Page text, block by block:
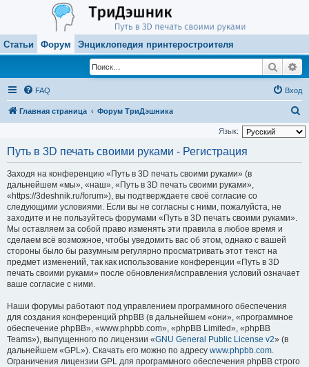
Статьи Форум Энциклопедия принтеростроителя
Поиск
FAQ Вход
Главная страница Форум ТриДэшника
о
Язык:
Путь в 3D печать своими руками - Регистрация
Заходя на конференцию «Путь в 3D печать своими руками» (в
дальнейшем «мы», «наш», «Путь в 3D печать своими руками»,
«https://3deshnik.ru/forum»), вы подтверждаете своё согласие со
следующими условиями. Если вы не согласны с ними, пожалуйста, не
заходите и не пользуйтесь форумами «Путь в 3D печать своими руками».
Мы оставляем за собой право изменять эти правила в любое время и
сделаем всё возможное, чтобы уведомить вас об этом, однако с вашей
стороны было бы разумным регулярно просматривать этот текст на
предмет изменений, так как использование конференции «Путь в 3D
печать своими руками» после обновления/исправления условий означает
ваше согласие с ними.
Наши форумы работают под управлением программного обеспечения
для создания конференций phpBB (в дальнейшем «они», «программное
обеспечение phpBB», «www.phpbb.com», «phpBB Limited», «phpBB
Teams»), выпущенного по лицензии «GNU General Public License v2» (в
дальнейшем «GPL»). Скачать его можно по адресу www.phpbb.com.
Ограничения лицензии GPL для программного обеспечения phpBB строго